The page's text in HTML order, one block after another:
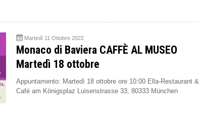
Martedì 11 Ottobre 2022
Monaco di Baviera CAFFÈ AL MUSEO
Martedì 18 ottobre
Appuntamento: Martedì 18 ottobre ore 10:00 Ella-Restaurant &
Café am Königsplaz Luisenstrasse 33, 80333 München